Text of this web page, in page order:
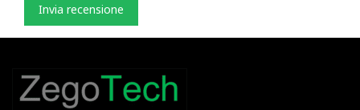
Invia recensione